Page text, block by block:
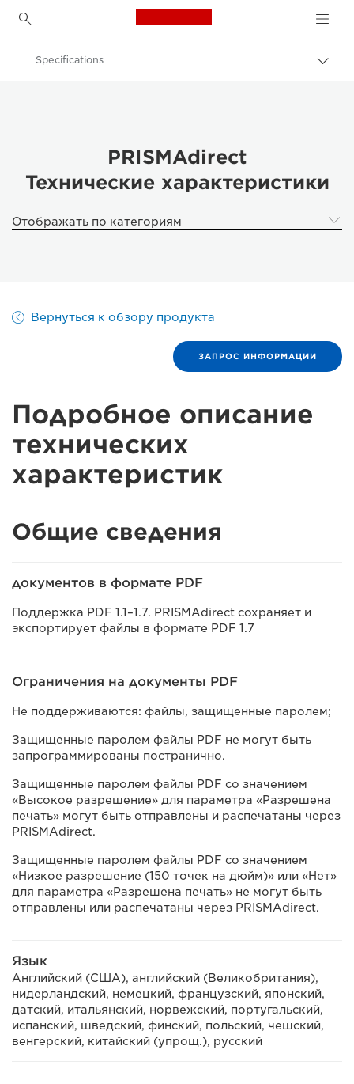
Canon Logo, back to
Продукты и решения для бизнеса
Программное обеспечение для бизнеса
Specifications
PRISMAdirect
Технические характеристики
Отображать по категориям
Вернуться к обзору продукта
ЗАПРОС ИНФОРМАЦИИ
Подробное описание
технических
характеристик
Общие сведения
документов в формате PDF
Поддержка PDF 1.1–1.7. PRISMAdirect сохраняет и
экспортирует файлы в формате PDF 1.7
Ограничения на документы PDF
Не поддерживаются: файлы, защищенные паролем;
Защищенные паролем файлы PDF не могут быть
запрограммированы постранично.
Защищенные паролем файлы PDF со значением
«Высокое разрешение» для параметра «Разрешена
печать» могут быть отправлены и распечатаны через
PRISMAdirect.
Защищенные паролем файлы PDF со значением
«Низкое разрешение (150 точек на дюйм)» или «Нет»
для параметра «Разрешена печать» не могут быть
отправлены или распечатаны через PRISMAdirect.
Язык
Английский (США), английский (Великобритания),
нидерландский, немецкий, французский, японский,
датский, итальянский, норвежский, португальский,
испанский, шведский, финский, польский, чешский,
венгерский, китайский (упрощ.), русский